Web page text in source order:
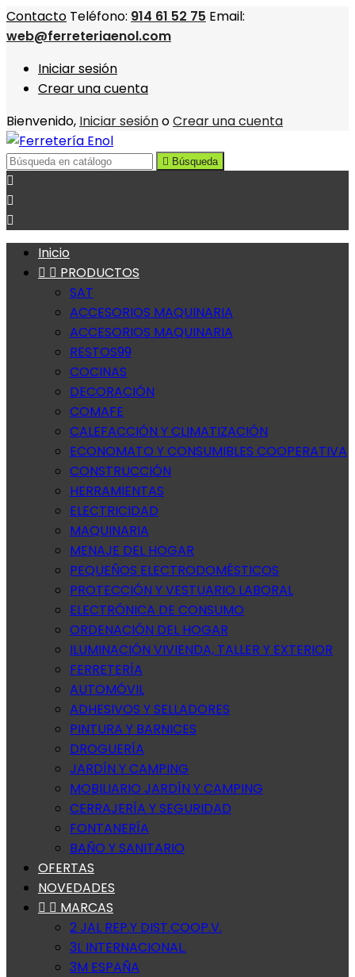
Contacto Teléfono: 914 61 52 75 Email:
web@ferreteriaenol.com
Iniciar sesión
Crear una cuenta
Bienvenido, Iniciar sesiónoCrear una cuenta
 Búsqueda



Inicio
  PRODUCTOS
SAT
ACCESORIOS MAQUINARIA
ACCESORIOS MAQUINARIA
RESTOS99
COCINAS
DECORACIÓN
COMAFE
CALEFACCIÓN Y CLIMATIZACIÓN
ECONOMATO Y CONSUMIBLES COOPERATIVA
CONSTRUCCIÓN
HERRAMIENTAS
ELECTRICIDAD
MAQUINARIA
MENAJE DEL HOGAR
PEQUEÑOS ELECTRODOMÉSTICOS
PROTECCIÓN Y VESTUARIO LABORAL
ELECTRÓNICA DE CONSUMO
ORDENACIÓN DEL HOGAR
ILUMINACIÓN VIVIENDA, TALLER Y EXTERIOR
FERRETERÍA
AUTOMÓVIL
ADHESIVOS Y SELLADORES
PINTURA Y BARNICES
DROGUERÍA
JARDÍN Y CAMPING
MOBILIARIO JARDÍN Y CAMPING
CERRAJERÍA Y SEGURIDAD
FONTANERÍA
BAÑO Y SANITARIO
OFERTAS
NOVEDADES
  MARCAS
2 JAL REP.Y DIST.COOP.V.
3L INTERNACIONAL.
3M ESPAÑA